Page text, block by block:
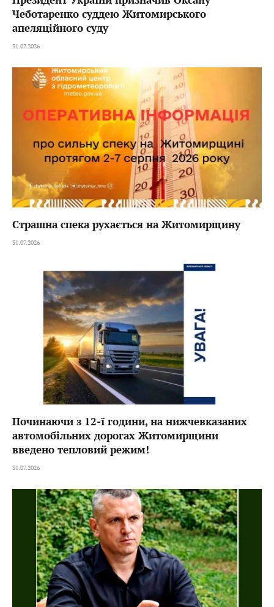
Чеботаренко суддею Житомирського
апеляційного суду
31.07.2026
Страшна спека рухається на Житомирщину
31.07.2026
Починаючи з 12-ї години, на нижчевказаних
автомобільних дорогах Житомирщини
введено тепловий режим!
31.07.2026